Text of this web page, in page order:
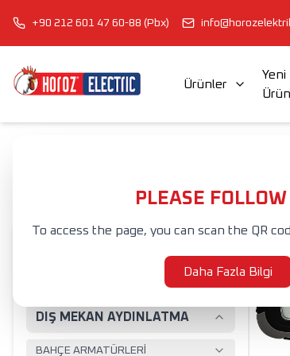
+90 212 601 47 60-88 (Pbx)
Ürünler
Yeni
PLEASE
To access the page, you can scan the QR
Daha Fazla Bilgi
ŞARJLI LED PROJEKTÖR
İÇ MEKAN AYDINLATMA
DIŞ MEKAN AYDINLATMA
BAHÇE ARMATÜRLERİ